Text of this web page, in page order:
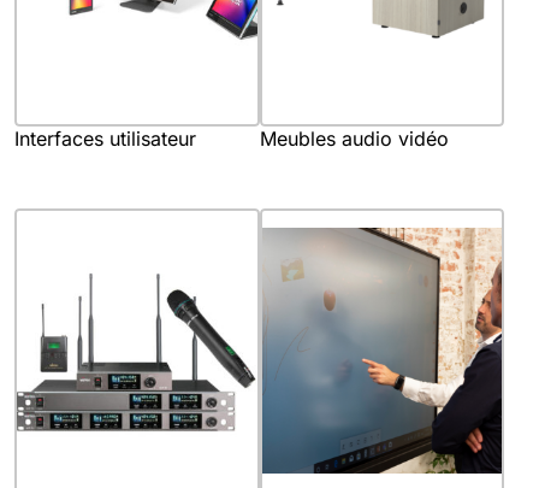
Interfaces utilisateur Meubles audio vidéo